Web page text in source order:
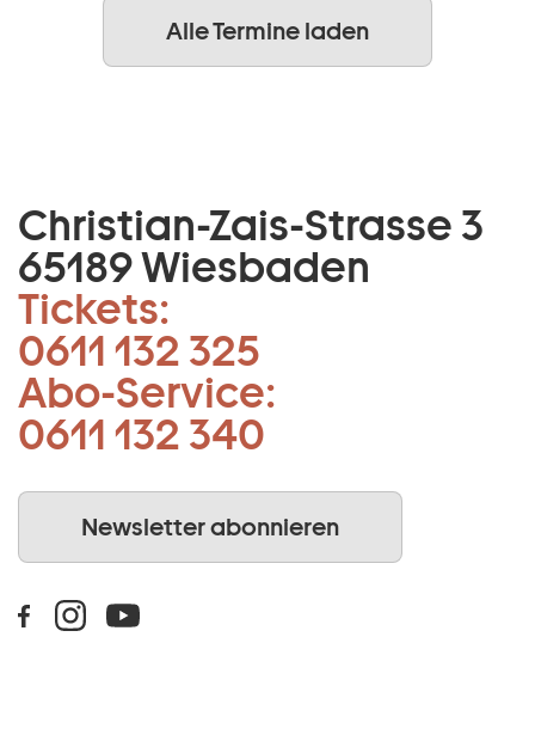
Alle Termine laden
Christian-Zais-Strasse 3
65189 Wiesbaden
Tickets:
0611 132 325
Abo-Service:
0611 132 340
Newsletter abonnieren